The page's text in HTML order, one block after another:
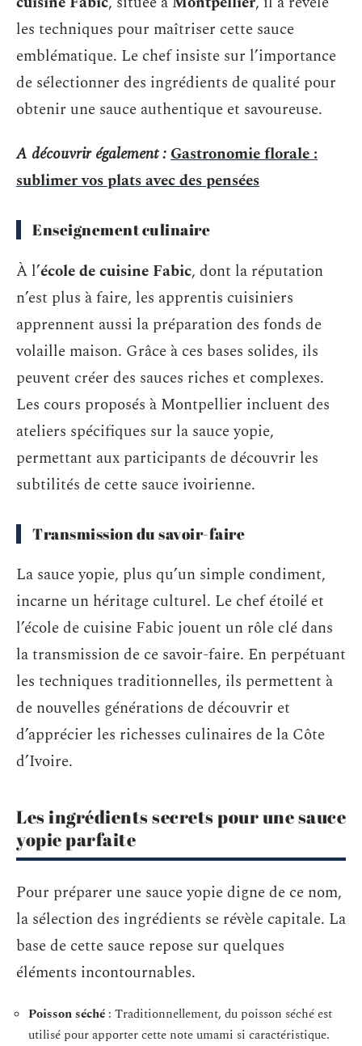
les techniques pour maîtriser cette sauce
emblématique. Le chef insiste sur l’importance
de sélectionner des ingrédients de qualité pour
obtenir une sauce authentique et savoureuse.
A découvrir également :Gastronomie florale :
sublimer vos plats avec des pensées
Enseignement culinaire
À l’école de cuisine Fabic, dont la réputation
n’est plus à faire, les apprentis cuisiniers
apprennent aussi la préparation des fonds de
volaille maison. Grâce à ces bases solides, ils
peuvent créer des sauces riches et complexes.
Les cours proposés à Montpellier incluent des
ateliers spécifiques sur la sauce yopie,
permettant aux participants de découvrir les
subtilités de cette sauce ivoirienne.
Transmission du savoir-faire
La sauce yopie, plus qu’un simple condiment,
incarne un héritage culturel. Le chef étoilé et
l’école de cuisine Fabic jouent un rôle clé dans
la transmission de ce savoir-faire. En perpétuant
les techniques traditionnelles, ils permettent à
de nouvelles générations de découvrir et
d’apprécier les richesses culinaires de la Côte
d’Ivoire.
Les ingrédients secrets pour une sauce
yopie parfaite
Pour préparer une sauce yopie digne de ce nom,
la sélection des ingrédients se révèle capitale. La
base de cette sauce repose sur quelques
éléments incontournables.
Poisson séché : Traditionnellement, du poisson séché est
utilisé pour apporter cette note umami si caractéristique.